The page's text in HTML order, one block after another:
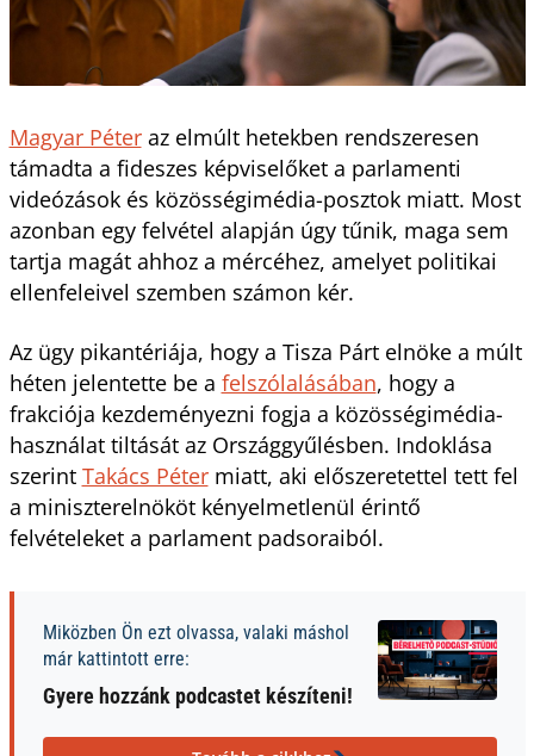
Magyar Péteraz elmúlt hetekben rendszeresen
támadta a fideszes képviselőket a parlamenti
videózások és közösségimédia-posztok miatt. Most
azonban egy felvétel alapján úgy tűnik, maga sem
tartja magát ahhoz a mércéhez, amelyet politikai
ellenfeleivel szemben számon kér.
Az ügy pikantériája, hogy a Tisza Párt elnöke a múlt
héten jelentette be a felszólalásában, hogy a
frakciója kezdeményezni fogja a közösségimédia-
használat tiltását az Országgyűlésben. Indoklása
szerint Takács Pétermiatt, aki előszeretettel tett fel
a miniszterelnököt kényelmetlenül érintő
felvételeket a parlament padsoraiból.
Miközben Ön ezt olvassa, valaki máshol
már kattintott erre:
Gyere hozzánk podcastet készíteni!